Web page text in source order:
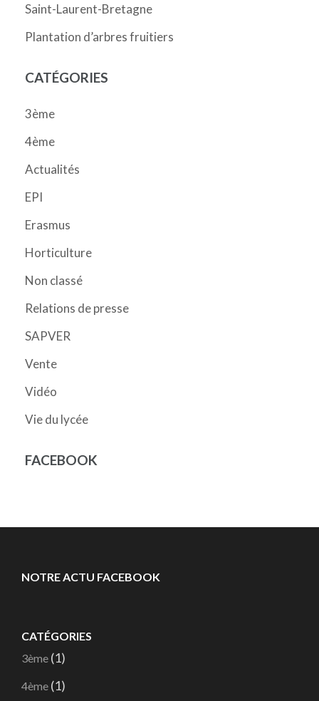
Saint-Laurent-Bretagne
Plantation d’arbres fruitiers
CATÉGORIES
3ème
4ème
Actualités
EPI
Erasmus
Horticulture
Non classé
Relations de presse
SAPVER
Vente
Vidéo
Vie du lycée
FACEBOOK
NOTRE ACTU FACEBOOK
CATÉGORIES
3ème (1)
4ème (1)